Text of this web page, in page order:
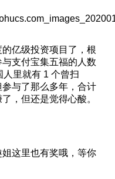
亿级投资项目了，根
支付宝集五福的人数
人里就有 1 个曾扫
与了那么多年，合计
，但还是觉得心酸。
这里也有奖哦，等你